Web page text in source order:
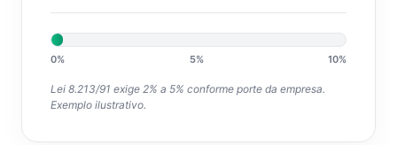
0% 5% 10%
Lei 8.213/91 exige 2% a 5% conforme porte da empresa.
Exemplo ilustrativo.